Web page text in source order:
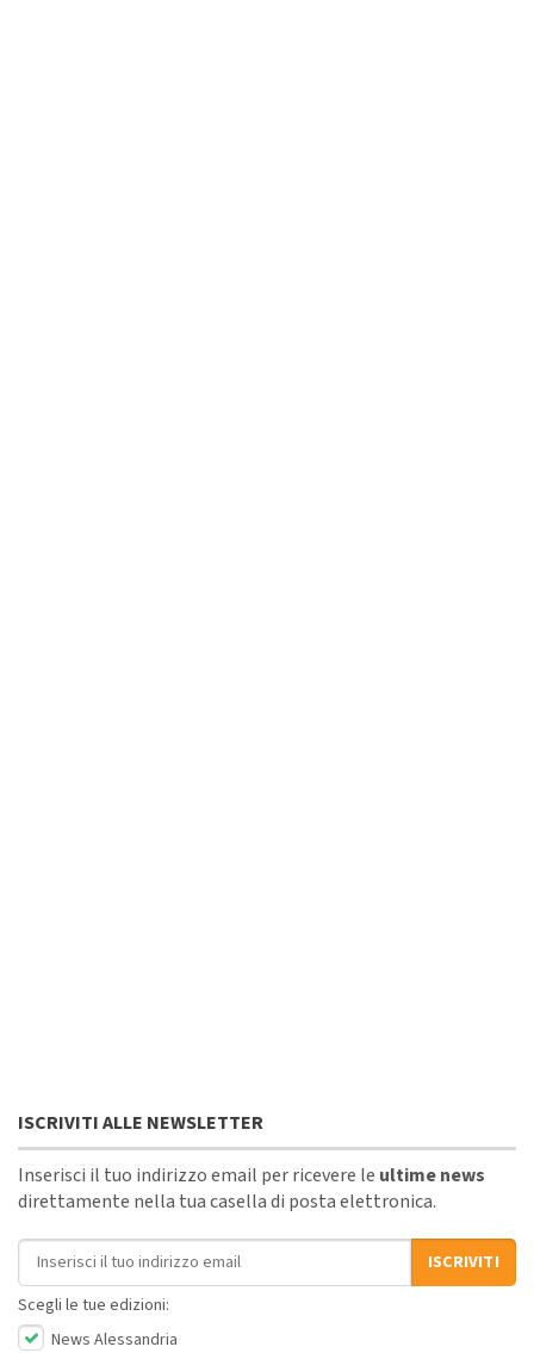
ISCRIVITI ALLE NEWSLETTER
Inserisci il tuo indirizzo email per ricevere le ultime news
direttamente nella tua casella di posta elettronica.
Indirizzo email
ISCRIVITI
Scegli le tue edizioni:
News Alessandria